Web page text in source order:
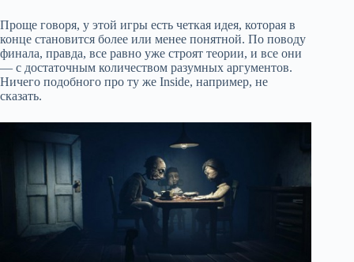
Проще говоря, у этой игры есть четкая идея, которая в
конце становится более или менее понятной. По поводу
финала, правда, все равно уже строят теории, и все они
— с достаточным количеством разумных аргументов.
Ничего подобного про ту же Inside, например, не
сказать.